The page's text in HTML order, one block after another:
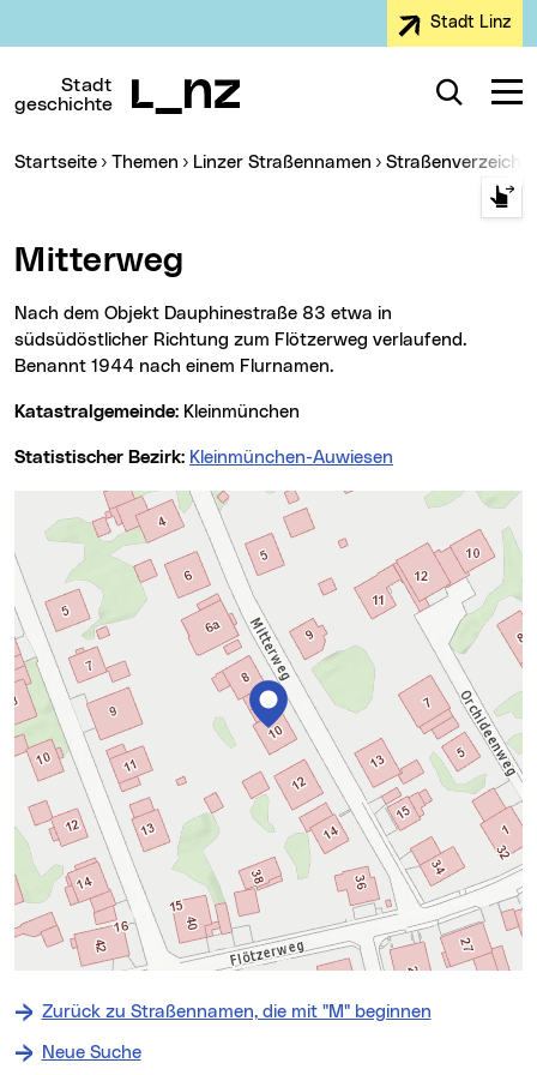
Stadt Linz
Stadt
geschichte
Suche
Sie sind hier:
Startseite Themen Linzer Straßennamen
Mitterweg
Nach dem Objekt Dauphinestraße 83 etwa in
südsüdöstlicher Richtung zum Flötzerweg verlaufend.
Benannt 1944 nach einem Flurnamen.
Katastralgemeinde: Kleinmünchen
Statistischer Bezirk: Kleinmünchen-Auwiesen
Karte überspringen
⇧ Zurück zu Straßennamen, die mit "M" beginnen
Neue Suche